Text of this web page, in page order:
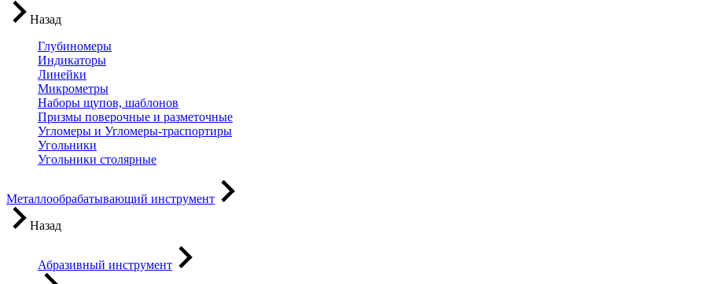
Назад
Глубиномеры
Индикаторы
Линейки
Микрометры
Наборы щупов, шаблонов
Призмы поверочные и разметочные
Угломеры и Угломеры-траспортиры
Угольники
Угольники столярные
Металлообрабатывающий инструмент
Назад
Абразивный инструмент